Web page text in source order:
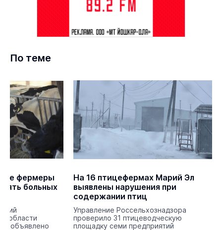
По теме
фермеры
больных
области
объявлено
На 16 птицефермах Марий Эл
выявлены нарушения при
содержании птиц
Управление Россельхознадзора
проверило 31 птицеводческую
площадку семи предприятий